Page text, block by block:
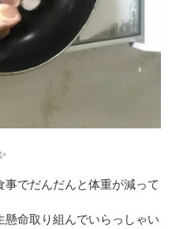
でだんだんと体重が減って
命取り組んでいらっしゃい